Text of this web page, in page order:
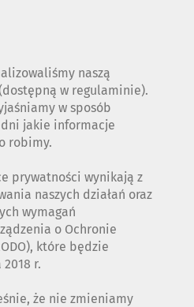
naszą
w regulaminie).
w sposób
jakie informacje
robimy.
prywatności wynikają z
naszych działań oraz
wymagań
o Ochronie
które będzie
r.
że nie zmieniamy